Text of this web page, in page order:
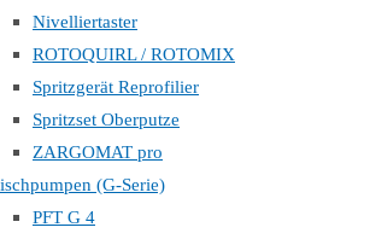
Nivelliertaster
ROTOQUIRL / ROTOMIX
Spritzgerät Reprofilier
Spritzset Oberputze
ZARGOMAT pro
(G-Serie)
PFT G 4